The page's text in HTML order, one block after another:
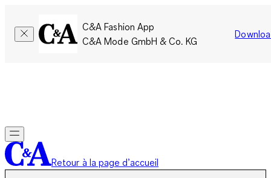
C&A Fashion App
C&A Mode GmbH & Co. KG
Retour à la page d’accueil